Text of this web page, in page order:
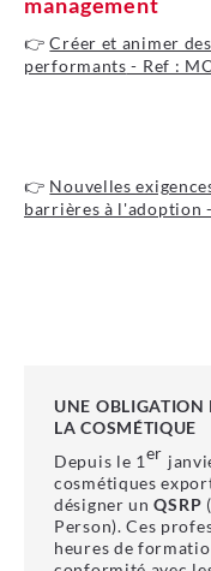
👉Créer et animer
performants - Ref :
👉 Nouvelles
barrières à l'adoption
UNE OBLIGATION
LA COSMÉTIQUE
Depuis le 1er
cosmétiques
désigner unQSRP
Person). Ces
heures de